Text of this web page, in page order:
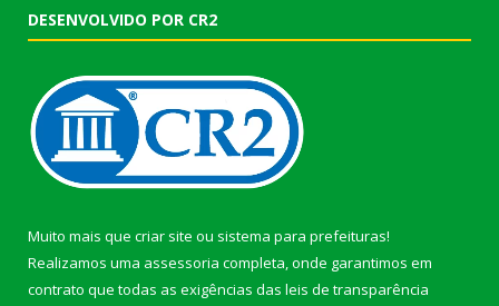
DESENVOLVIDO POR CR2
Muito mais que criar site ou sistema para prefeituras!
Realizamos uma assessoria completa, onde garantimos em
contrato que todas as exigências das leis de transparência